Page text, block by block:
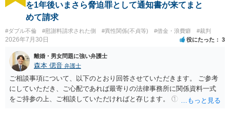
を1年後いまさら脅迫罪として通知書が来てまと
めて請求
#ダブル不倫 #慰謝料請求された側 #異性関係(不貞等) #借金・浪費癖 #裁判
2026年7月30日 役にたった 3
離婚・男女問題に強い弁護士
森本 偲音 弁護士
ご相談事項について、以下のとおり回答させていただきます。 ご参考
にしていただき、ご心配であれば最寄りの法律事務所に関係資料一式
をご持参の上、ご相談していただければと存じます。 ① このLINEの